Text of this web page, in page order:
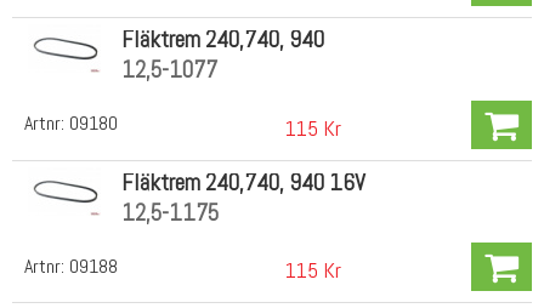
Artnr: 09180
Fläktrem 240,740, 940
12,5-1077
115 Kr
Artnr: 09188
Fläktrem 240,740, 940 16V
12,5-1175
115 Kr